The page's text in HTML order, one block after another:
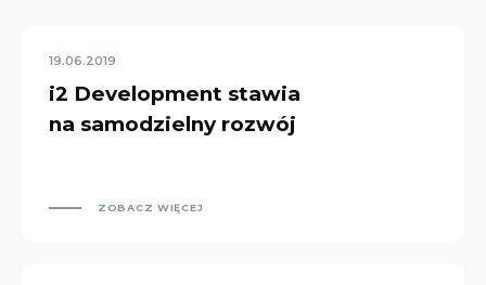
19.06.2019
i2 Development stawia
na samodzielny rozwój
ZOBACZ WIĘCEJ